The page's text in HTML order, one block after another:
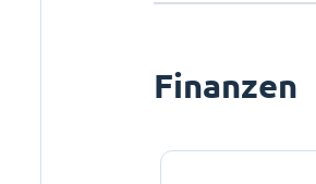
Finanzen